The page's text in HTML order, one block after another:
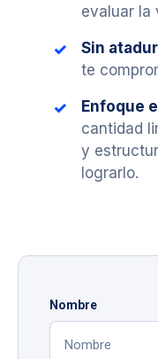
evaluar la
Sin
te
Enfoque
cantidad
y
lograrlo.
Nombre